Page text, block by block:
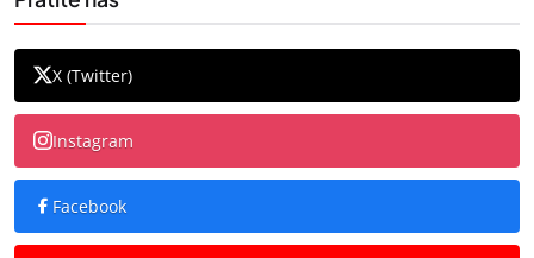
X (Twitter)
Instagram
Facebook